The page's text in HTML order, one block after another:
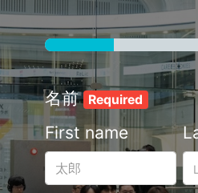
名前 Required
First name